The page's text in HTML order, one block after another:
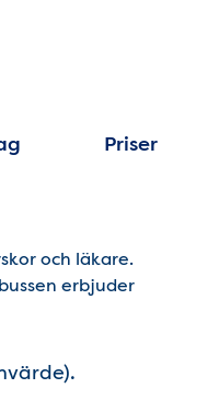
Priser
och läkare.
erbjuder